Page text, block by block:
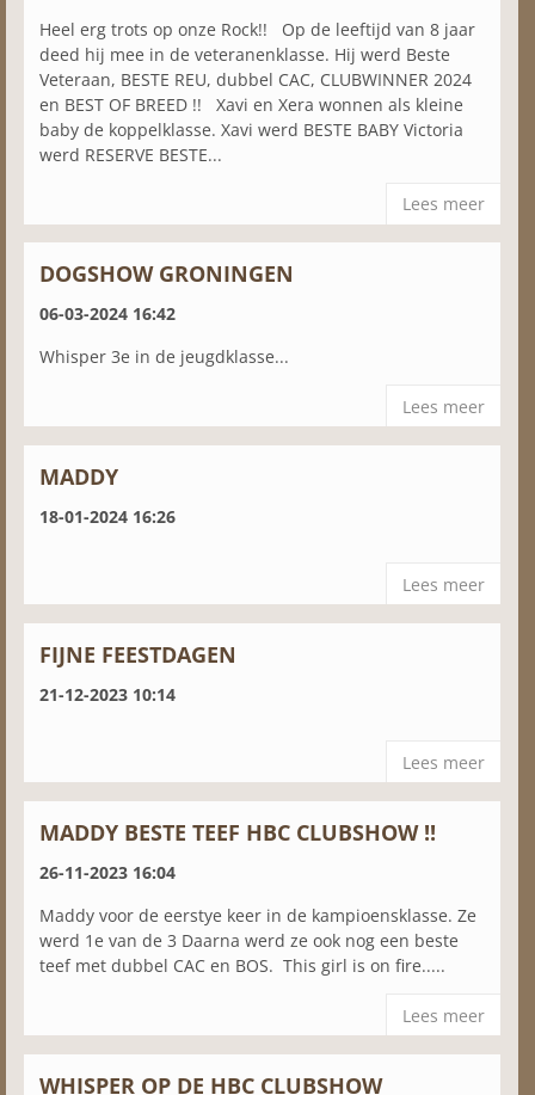
Heel erg trots op onze Rock!! Op de leeftijd van 8 jaar
deed hij mee in de veteranenklasse. Hij werd Beste
Veteraan, BESTE REU, dubbel CAC, CLUBWINNER 2024
en BEST OF BREED !! Xavi en Xera wonnen als kleine
baby de koppelklasse. Xavi werd BESTE BABY Victoria
werd RESERVE BESTE...
Lees meer
DOGSHOW GRONINGEN
06-03-2024 16:42
Whisper 3e in de jeugdklasse...
Lees meer
MADDY
18-01-2024 16:26
Lees meer
FIJNE FEESTDAGEN
21-12-2023 10:14
Lees meer
MADDY BESTE TEEF HBC CLUBSHOW !!
26-11-2023 16:04
Maddy voor de eerstye keer in de kampioensklasse. Ze
werd 1e van de 3 Daarna werd ze ook nog een beste
teef met dubbel CAC en BOS. This girl is on fire.....
Lees meer
WHISPER OP DE HBC CLUBSHOW